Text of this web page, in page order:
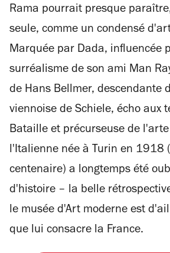
Rama pourrait presque
seule, comme un condensé
Marquée par Dada, influencée
surréalisme de son ami Man
de Hans Bellmer, descendante
viennoise de Schiele, écho aux
Bataille et précurseuse de
l'Italienne née à Turin en 1918
centenaire) a longtemps été
d'histoire – la belle
le musée d'Art moderne est
que lui consacre la France.